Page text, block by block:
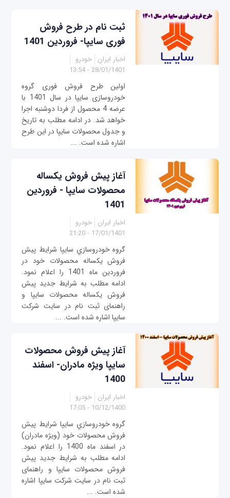
ثبت نام در طرح فروش
فوری سایپا- فروردین 1401
اخبار ایران خودرو
28/01/1401 - 13:54
اولین طرح فروش فوری گروه
خودروسازی سایپا در سال 1401 با
عرضه 4 محصول از فردا دوشنبه اجرا
خواهد شد. در ادامه مطلب به تاریخ
و جدول محصولات سایپا در این طرح
اشاره شده است. ...
آغاز پیش فروش یکساله
محصولات سایپا - فروردین
1401
اخبار ایران خودرو
17/01/1401 - 21:20
گروه خودروسازي سايپا شرايط پيش
فروش یکساله محصولات خود در
فروردین ماه 1401 را اعلام نمود.
ادامه مطلب به شرایط جدید پیش
فروش یکساله محصولات سایپا و
راهنمای ثبت نام در سایت شرکت
سایپا اشاره شده است. ...
آغاز پیش فروش محصولات
سایپا ویژه مادران- اسفند
1400
اخبار ایران خودرو
10/12/1400 - 17:05
گروه خودروسازي سايپا شرايط پيش
فروش محصولات خود (ویژه مادران)
در اسفند ماه 1400 را اعلام نمود.
ادامه مطلب به شرایط جدید پیش
فروش محصولات سایپا و راهنمای
ثبت نام در سایت شرکت سایپا اشاره
شده است. ...